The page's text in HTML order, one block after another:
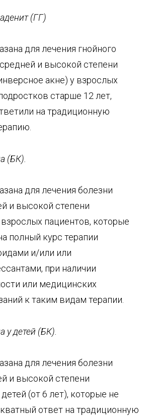
(ГГ)
для лечения гнойного
и высокой степени
акне) у взрослых
старше 12 лет,
на традиционную
(БК).
для лечения болезни
и высокой степени
взрослых пациентов, которые
полный курс терапии
и/или или
при наличии
или медицинских
к таким видам терапии.
у детей (БК).
для лечения болезни
и высокой степени
(от 6 лет), которые не
ответ на традиционную